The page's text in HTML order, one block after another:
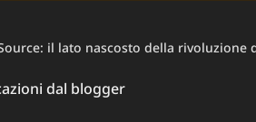
il lato nascosto della rivoluzione
dal blogger